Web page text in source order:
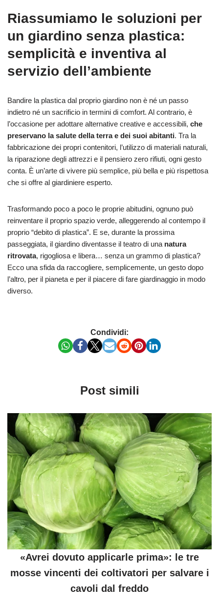
Riassumiamo le soluzioni per
un giardino senza plastica:
semplicità e inventiva al
servizio dell’ambiente
Bandire la plastica dal proprio giardino non è né un passo
indietro né un sacrificio in termini di comfort. Al contrario, è
l’occasione per adottare alternative creative e accessibili, che
preservano la salute della terra e dei suoi abitanti. Tra la
fabbricazione dei propri contenitori, l’utilizzo di materiali naturali,
la riparazione degli attrezzi e il pensiero zero rifiuti, ogni gesto
conta. È un’arte di vivere più semplice, più bella e più rispettosa
che si offre al giardiniere esperto.
Trasformando poco a poco le proprie abitudini, ognuno può
reinventare il proprio spazio verde, alleggerendo al contempo il
proprio “debito di plastica”. E se, durante la prossima
passeggiata, il giardino diventasse il teatro di una natura
ritrovata, rigogliosa e libera… senza un grammo di plastica?
Ecco una sfida da raccogliere, semplicemente, un gesto dopo
l’altro, per il pianeta e per il piacere di fare giardinaggio in modo
diverso.
Condividi:
Post simili
«Avrei dovuto applicarle prima»: le tre
mosse vincenti dei coltivatori per salvare i
cavoli dal freddo